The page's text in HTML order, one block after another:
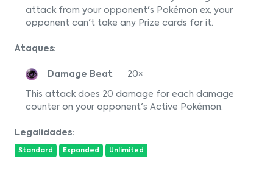
attack from your opponent's Pokémon ex, your
opponent can't take any Prize cards for it.
Ataques:
Damage Beat 20×
This attack does 20 damage for each damage
counter on your opponent's Active Pokémon.
Legalidades:
Standard Expanded Unlimited